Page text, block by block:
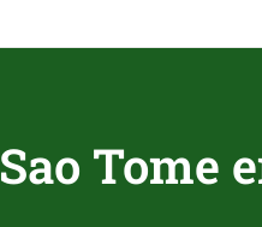
Sao Tome